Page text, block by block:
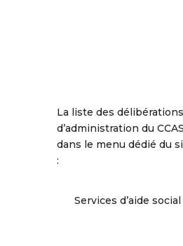
La liste des
d’administration du
dans le menu dédié du
:
Services d’aide social